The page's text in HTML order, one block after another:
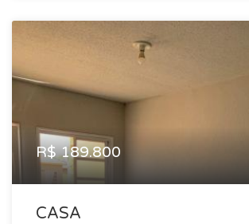
R$ 189.800
CASA